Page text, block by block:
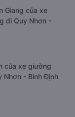
Giang của xe
đi Quy Nhơn -
của xe giường
Nhơn - Bình Định